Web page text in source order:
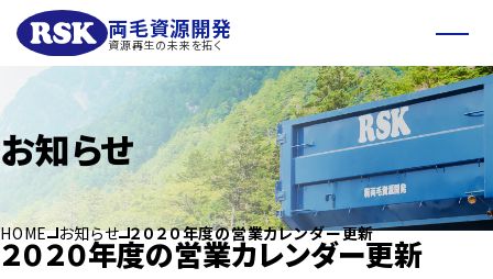
両毛資源開発
資源再生の未来を拓く
お知らせ
HOME お知らせ ２０２０年度の営業カレンダー更新
２０２０年度の営業カレンダー更新